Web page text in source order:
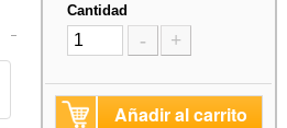
Cantidad
- +
Añadir al carrito